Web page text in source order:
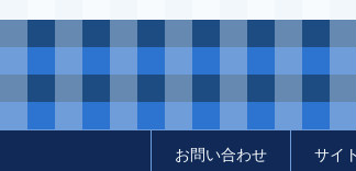
お問い合わせ サイ